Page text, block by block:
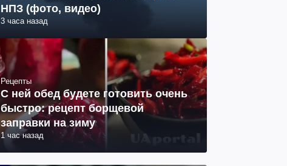
НПЗ (фото, видео)
3 часа назад
Рецепты
С ней обед будете готовить очень
быстро: рецепт борщевой
заправки на зиму
1 час назад